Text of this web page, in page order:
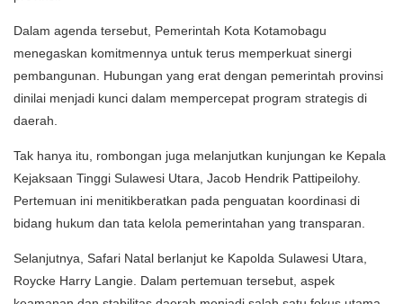
Dalam agenda tersebut, Pemerintah Kota Kotamobagu
menegaskan komitmennya untuk terus memperkuat sinergi
pembangunan. Hubungan yang erat dengan pemerintah provinsi
dinilai menjadi kunci dalam mempercepat program strategis di
daerah.
Tak hanya itu, rombongan juga melanjutkan kunjungan ke Kepala
Kejaksaan Tinggi Sulawesi Utara, Jacob Hendrik Pattipeilohy.
Pertemuan ini menitikberatkan pada penguatan koordinasi di
bidang hukum dan tata kelola pemerintahan yang transparan.
Selanjutnya, Safari Natal berlanjut ke Kapolda Sulawesi Utara,
Roycke Harry Langie. Dalam pertemuan tersebut, aspek